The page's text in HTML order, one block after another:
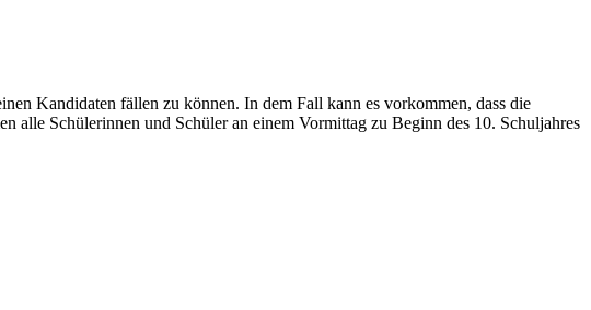
Kandidaten fällen zu können. In dem Fall kann es vorkommen, dass die
alle Schülerinnen und Schüler an einem Vormittag zu Beginn des 10. Schuljahres